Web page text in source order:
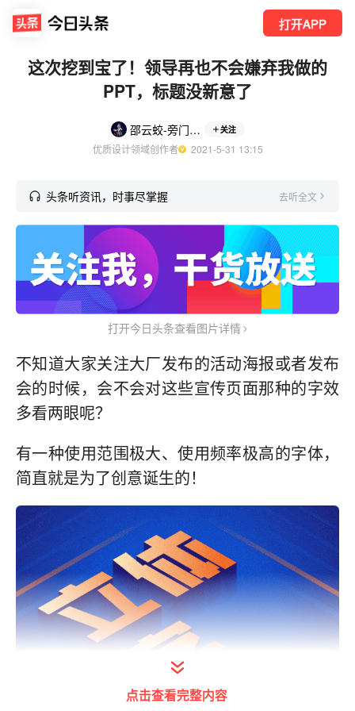
打开APP
这次挖到宝了！领导再也不会嫌弃我做的
PPT，标题没新意了
邵云蛟-旁门左道PPT 关注
优质设计领域创作者
  2021-5-31 13:15
头条听资讯，时事尽掌握 去听全文
打开今日头条查看图片详情
不知道大家关注大厂发布的活动海报或者发布
会的时候，会不会对这些宣传页面那种的字效
多看两眼呢？
有一种使用范围极大、使用频率极高的字体，
简直就是为了创意诞生的！
点击查看完整内容